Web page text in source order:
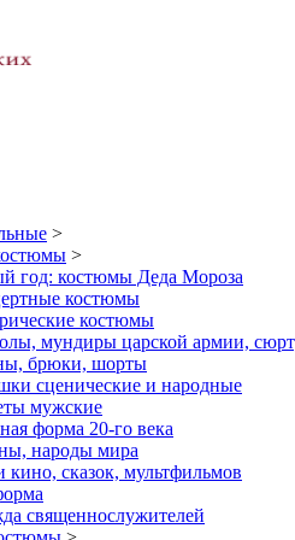
>
>
год: костюмы Деда Мороза
костюмы
костюмы
мундиры царской армии,
брюки, шорты
сценические и народные
мужские
форма 20-го века
народы мира
кино, сказок, мультфильмов
священнослужителей